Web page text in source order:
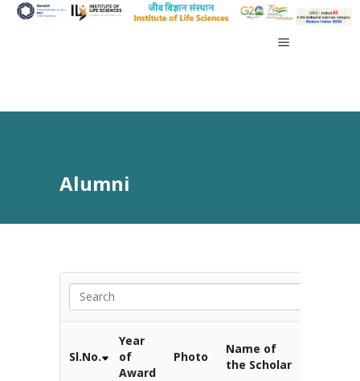
Alumni
Sl.No.
Year
of
Award
Photo
Name of
the Scholar